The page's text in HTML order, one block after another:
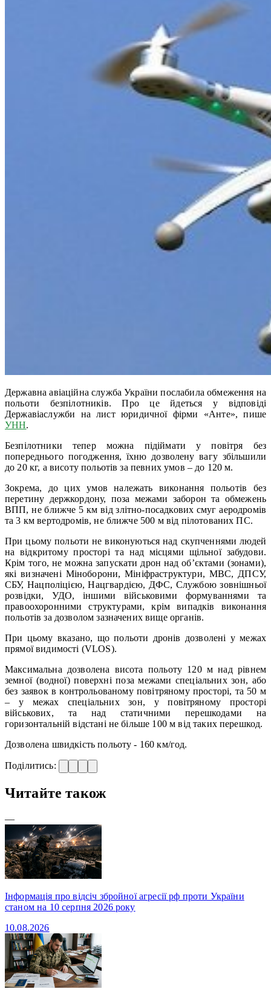
Державна авіаційна служба України послабила обмеження на
польоти безпілотників. Про це йдеться у відповіді
Державіаслужби на лист юридичної фірми «Анте», пише
УНН.
Безпілотники тепер можна підіймати у повітря без
попереднього погодження, їхню дозволену вагу збільшили
до 20 кг, а висоту польотів за певних умов – до 120 м.
Зокрема, до цих умов належать виконання польотів без
перетину держкордону, поза межами заборон та обмежень
ВПП, не ближче 5 км від злітно-посадкових смуг аеродромів
та 3 км вертодромів, не ближче 500 м від пілотованих ПС.
При цьому польоти не виконуються над скупченнями людей
на відкритому просторі та над місцями щільної забудови.
Крім того, не можна запускати дрон над об’єктами (зонами),
які визначені Міноборони, Мініфраструктури, МВС, ДПСУ,
СБУ, Нацполіцією, Нацгвардією, ДФС, Службою зовнішньої
розвідки, УДО, іншими військовими формуваннями та
правоохоронними структурами, крім випадків виконання
польотів за дозволом зазначених вище органів.
При цьому вказано, що польоти дронів дозволені у межах
прямої видимості (VLOS).
Максимальна дозволена висота польоту 120 м над рівнем
земної (водної) поверхні поза межами спеціальних зон, або
без заявок в контрольованому повітряному просторі, та 50 м
– у межах спеціальних зон, у повітряному просторі
військових, та над статичними перешкодами на
горизонтальній відстані не більше 100 м від таких перешкод.
Дозволена швидкість польоту - 160 км/год.
Поділитись:
Читайте також
—
Інформація про відсіч збройної агресії рф проти України
станом на 10 серпня 2026 року
10.08.2026